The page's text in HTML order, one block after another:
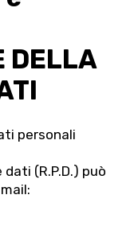
DELLA
personali
(R.P.D.) può